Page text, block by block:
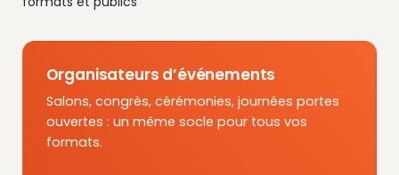
Organisateurs d’événements
Salons, congrès, cérémonies, journées portes
ouvertes : un même socle pour tous vos
formats.